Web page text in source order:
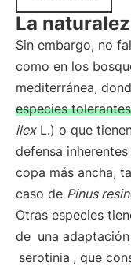
La
Sin embargo, no
como en los
mediterránea,
especies
ilexL.) o que
defensa
copa más ancha,
caso de Pinus
Otras especies
de una
serotinia , que